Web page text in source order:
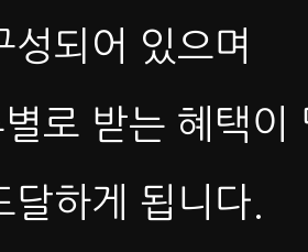
성되어 있으며
로 받는 혜택이
달하게 됩니다.